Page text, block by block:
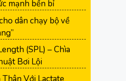
mạnh bền bỉ
dân chạy bộ về
(SPL) – Chìa
Bơi Lội
Với Lactate